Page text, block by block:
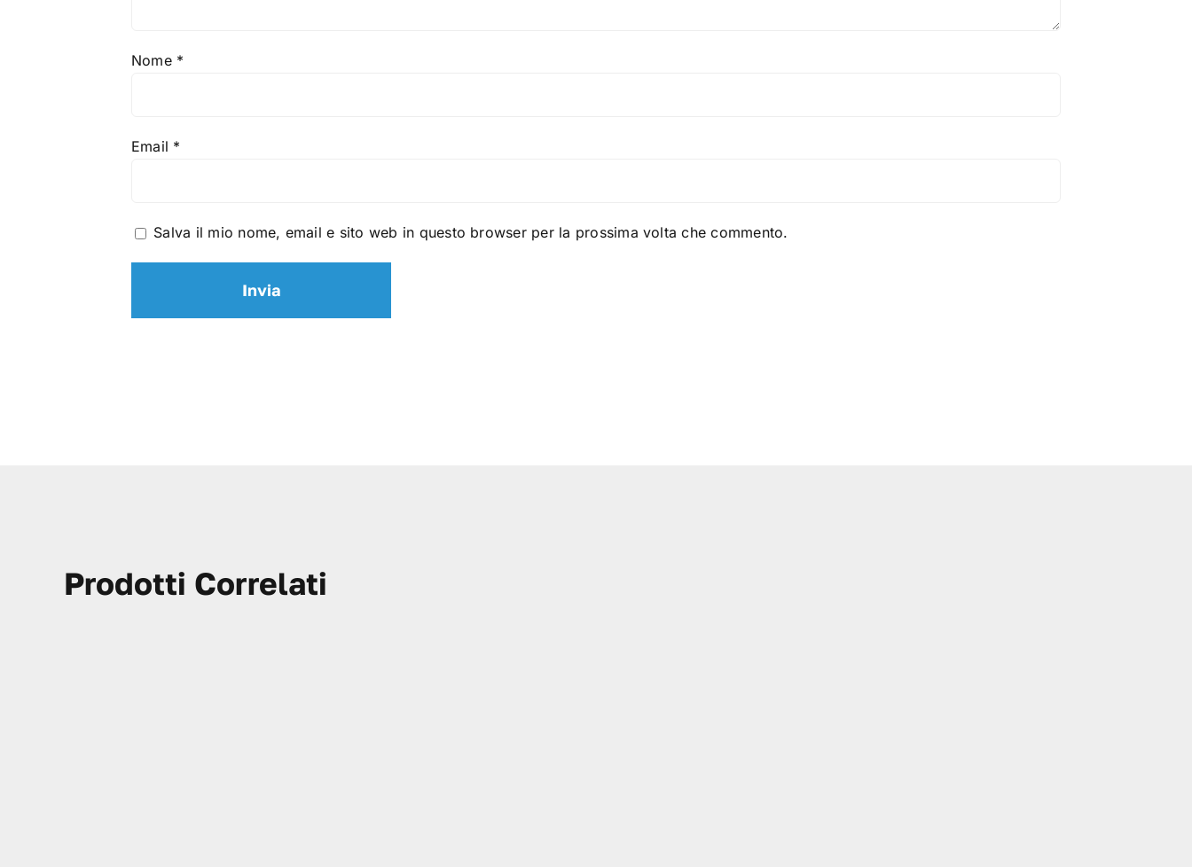
Nome *
Email *
Salva il mio nome, email e sito web in questo browser per la prossima volta che commento.
Prodotti Correlati